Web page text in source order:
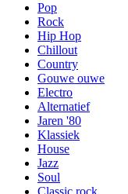
Pop
Rock
Hip Hop
Chillout
Country
Gouwe ouwe
Electro
Alternatief
Jaren '80
Klassiek
House
Jazz
Soul